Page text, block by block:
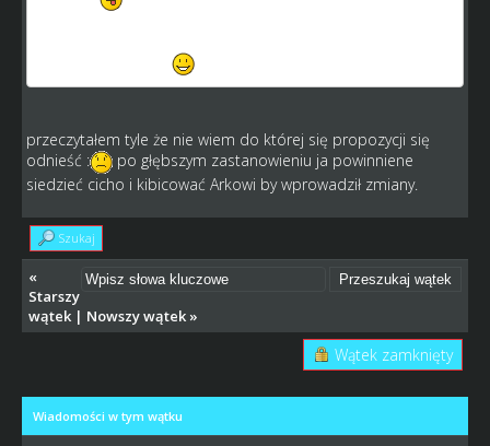
przeczytałem tyle że nie wiem do której się propozycji się
odnieść :
po głębszym zastanowieniu ja powinniene
siedzieć cicho i kibicować Arkowi by wprowadził zmiany.
Szukaj
«
Starszy
wątek| Nowszy wątek»
Wątek zamknięty
Wiadomości w tym wątku